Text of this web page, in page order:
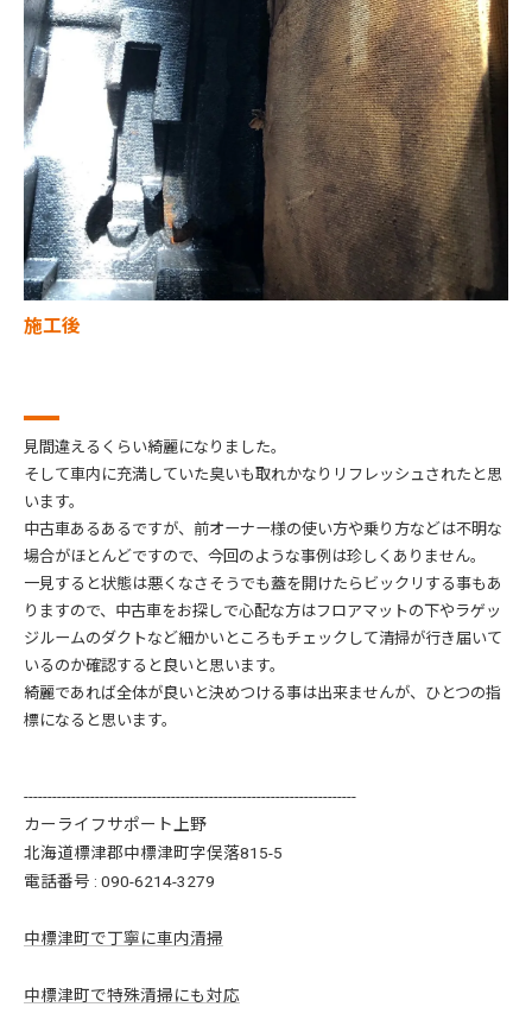
施工後
見間違えるくらい綺麗になりました。
そして車内に充満していた臭いも取れかなりリフレッシュされたと思
います。
中古車あるあるですが、前オーナー様の使い方や乗り方などは不明な
場合がほとんどですので、今回のような事例は珍しくありません。
一見すると状態は悪くなさそうでも蓋を開けたらビックリする事もあ
りますので、中古車をお探しで心配な方はフロアマットの下やラゲッ
ジルームのダクトなど細かいところもチェックして清掃が行き届いて
いるのか確認すると良いと思います。
綺麗であれば全体が良いと決めつける事は出来ませんが、ひとつの指
標になると思います。
----------------------------------------------------------------------
カーライフサポート上野
北海道標津郡中標津町字俣落815-5
電話番号 : 090-6214-3279
中標津町で丁寧に車内清掃
中標津町で特殊清掃にも対応